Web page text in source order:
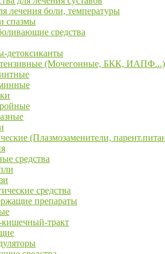
лечения боли, температуры
спазмы
средства
детоксиканты
(Мочегонные, БКК, ИАПФ...)
(Плазмозаменители,
средства
средства
препараты
тракт